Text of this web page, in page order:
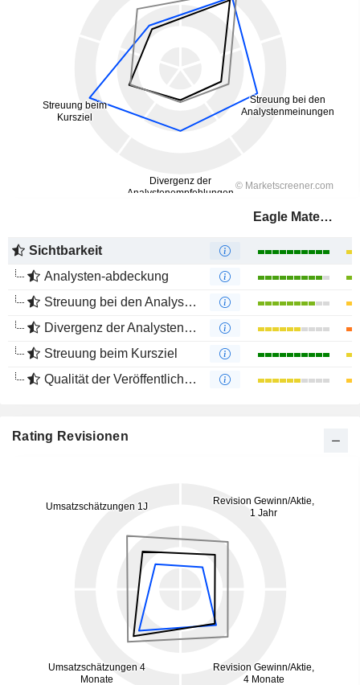
Eagle Materials Inc.
Sichtbarkeit
Analysten-abdeckung
Streuung bei den Analystenmeinungen
Divergenz der Analystenempfehlungen
Streuung beim Kursziel
Qualität der Veröffentlichungen
Rating Revisionen